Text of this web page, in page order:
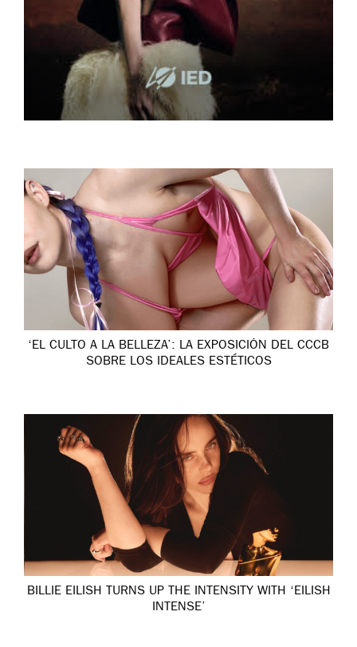
‘EL CULTO A LA BELLEZA’: LA EXPOSICIÓN DEL CCCB
SOBRE LOS IDEALES ESTÉTICOS
BILLIE EILISH TURNS UP THE INTENSITY WITH ‘EILISH
INTENSE’